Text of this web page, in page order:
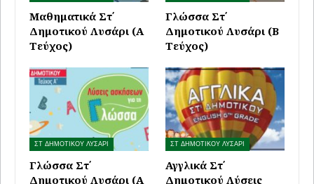
Μαθηματικά Στ΄
Δημοτικού Λυσάρι (Α
Τεύχος)
Γλώσσα Στ΄
Δημοτικού Λυσάρι (Β
Τεύχος)
ΣΤ ΔΗΜΟΤΙΚΟΥ ΛΥΣΑΡΙ
Γλώσσα Στ΄
Δημοτικού Λυσάρι (Α
ΣΤ ΔΗΜΟΤΙΚΟΥ ΛΥΣΑΡΙ
Αγγλικά Στ΄
Δημοτικού Λύσεις